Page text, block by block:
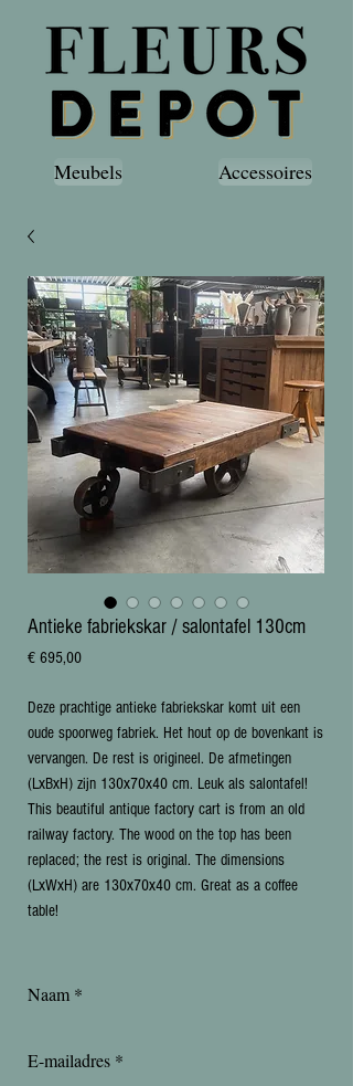
Meubels Accessoires
Antieke fabriekskar / salontafel 130cm
€ 695,00Prijs
Deze prachtige antieke fabriekskar komt uit een
oude spoorweg fabriek. Het hout op de bovenkant is
vervangen. De rest is origineel. De afmetingen
(LxBxH) zijn 130x70x40 cm. Leuk als salontafel!
This beautiful antique factory cart is from an old
railway factory. The wood on the top has been
replaced; the rest is original. The dimensions
(LxWxH) are 130x70x40 cm. Great as a coffee
table!